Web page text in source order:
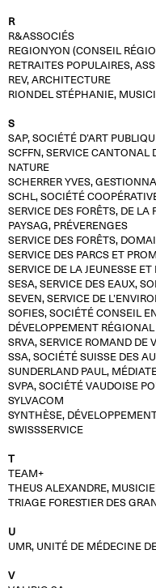
R
R&ASSOCIÉS
REGIONYON (CONSEIL
RETRAITES POPULAIRES,
REV, ARCHITECTURE
RIONDEL STÉPHANIE,
S
SAP, SOCIÉTÉ D’ART
SCFFN, SERVICE CANTONAL
NATURE
SCHERRER YVES,
SCHL, SOCIÉTÉ
SERVICE DES FORÊTS, DE
PAYSAG, PRÉVERENGES
SERVICE DES FORÊTS,
SERVICE DES PARCS ET
SERVICE DE LA JEUNESSE
SESA, SERVICE DES EAUX,
SEVEN, SERVICE DE
SOFIES, SOCIÉTÉ CONSEIL
DÉVELOPPEMENT RÉGIONAL
SRVA, SERVICE ROMAND DE
SSA, SOCIÉTÉ SUISSE DES
SUNDERLAND PAUL,
SVPA, SOCIÉTÉ VAUDOISE
SYLVACOM
SYNTHÈSE,
SWISSSERVICE
T
TEAM+
THEUS ALEXANDRE,
TRIAGE FORESTIER DES
U
UMR, UNITÉ DE MÉDECINE
V